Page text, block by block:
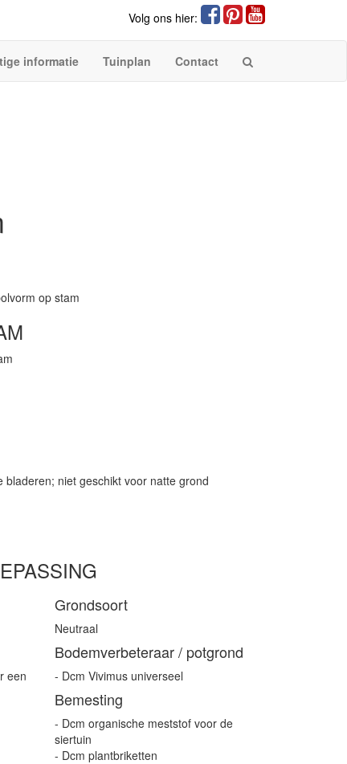
Volg ons hier:
informatie Tuinplan Contact
op stam
niet geschikt voor natte grond
een
Grondsoort
Neutraal
Bodemverbeteraar / potgrond
- Dcm Vivimus universeel
Bemesting
- Dcm organische meststof voor de
siertuin
- Dcm plantbriketten